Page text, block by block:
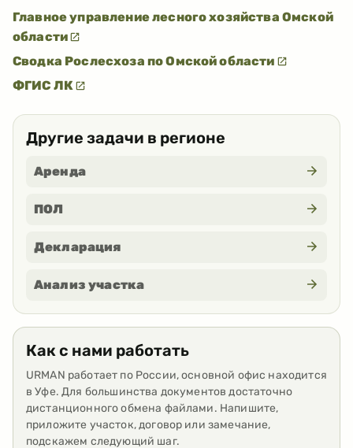
Главное управление лесного хозяйства Омской
области
Сводка Рослесхоза по Омской области
ФГИС ЛК
Другие задачи в регионе
Аренда
ПОЛ
Декларация
Анализ участка
Как с нами работать
URMAN работает по России, основной офис находится
в Уфе. Для большинства документов достаточно
дистанционного обмена файлами. Напишите,
приложите участок, договор или замечание,
подскажем следующий шаг.